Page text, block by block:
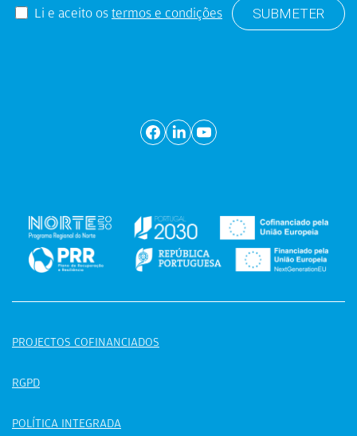
Li e aceito os termos e condições
PROJECTOS COFINANCIADOS
RGPD
POLÍTICA INTEGRADA